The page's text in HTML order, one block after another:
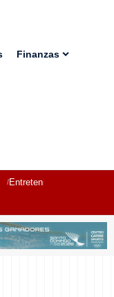
Finanzas
Entretenimiento